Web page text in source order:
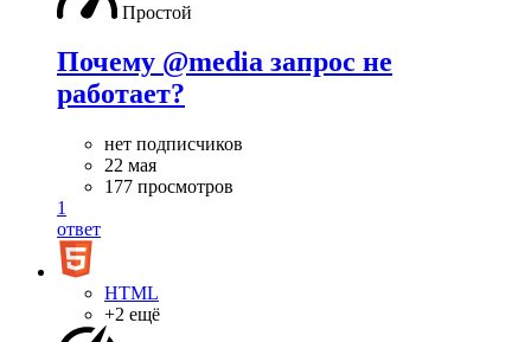
Простой
Почему @media запрос не
работает?
нет подписчиков
22 мая
177 просмотров
1
ответ
HTML
+2 ещё